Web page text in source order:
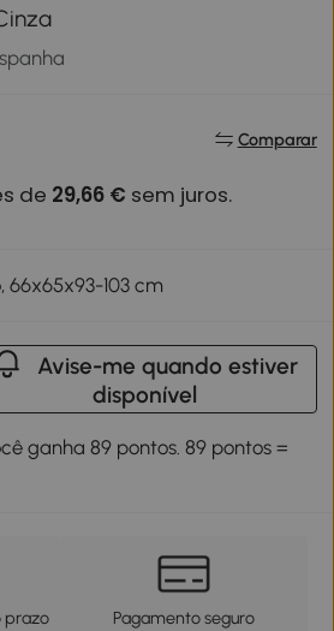
Comparar
66x65x93-103 cm
Avise-me quando estiver
disponível
ganha 89 pontos. 89 pontos =
prazo Pagamento seguro